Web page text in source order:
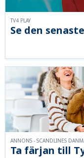
Se den
TV4 PLAY
Ta färjan till
ANNONS - SCANDLINES